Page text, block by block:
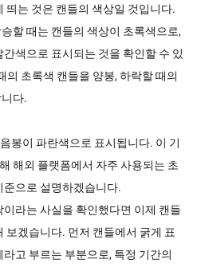
띄는 것은 캔들의 색상일 것입니다.
할 때는 캔들의 색상이 초록색으로,
색으로 표시되는 것을 확인할 수 있
의 초록색 캔들을 양봉, 하락할 때의
다.
봉이 파란색으로 표시됩니다. 이 기
해외 플랫폼에서 자주 사용되는 초
으로 설명하겠습니다.
라는 사실을 확인했다면 이제 캔들
보겠습니다. 먼저 캔들에서 굵게 표
고 부르는 부분으로, 특정 기간의